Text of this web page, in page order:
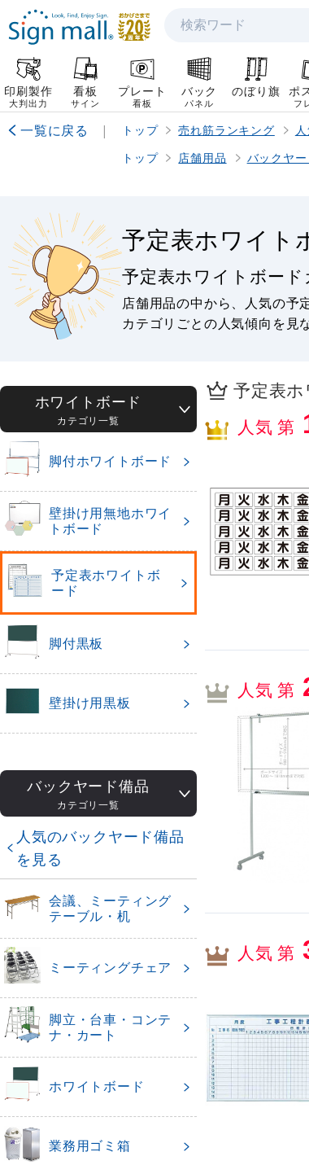
検索
印刷製作
大判出力
看板
サイン
プレート
看板
バック
パネル
のぼり旗 ポ
フ
一覧に戻る | トップ 売れ筋ランキング
トップ
店舗用品 バックヤ
予定表ホワイト
予定表ホワイトボー
店舗用品の中から、人気の予
カテゴリごとの人気傾向を見
予定表
人気 第
人気 第
人気 第
ホワイトボード
カテゴリ一覧
脚付ホワイトボード
壁掛け用無地ホワイ
トボード
予定表ホワイトボ
ード
脚付黒板
壁掛け用黒板
バックヤード備品
カテゴリ一覧
人気のバックヤード備品
を見る
会議、ミーティング
テーブル・机
ミーティングチェア
脚立・台車・コンテ
ナ・カート
ホワイトボード
業務用ゴミ箱